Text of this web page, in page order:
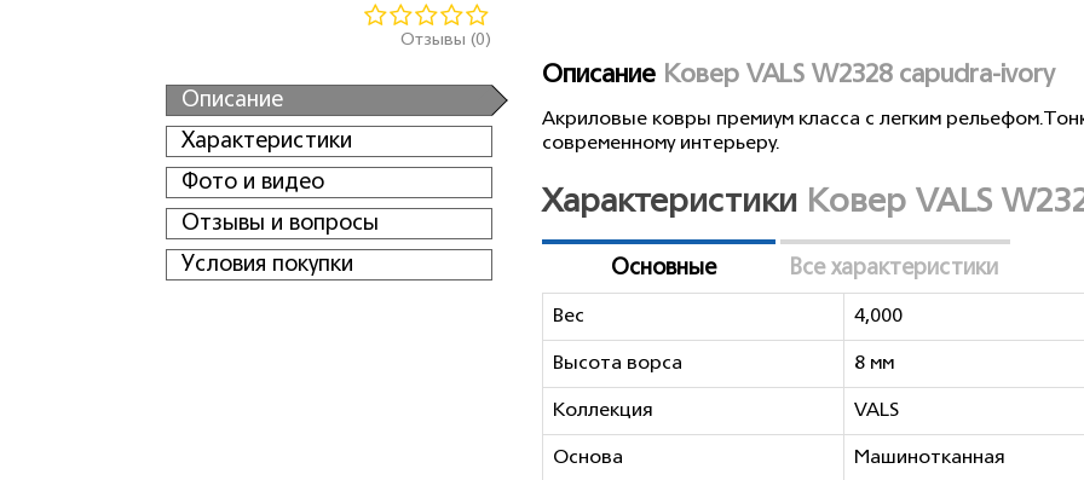
Отзывы (0)
Описание
Характеристики
Фото и видео
Отзывы и вопросы
Условия покупки
Описание Ковер VALS W2328 capudra-ivory
Акриловые ковры премиум класса с легким
современному интерьеру.
Характеристики Ковер VALS
Основные Все характеристики
Вес 4,000
Высота ворса 8 мм
Коллекция VALS
Основа Машинотканная